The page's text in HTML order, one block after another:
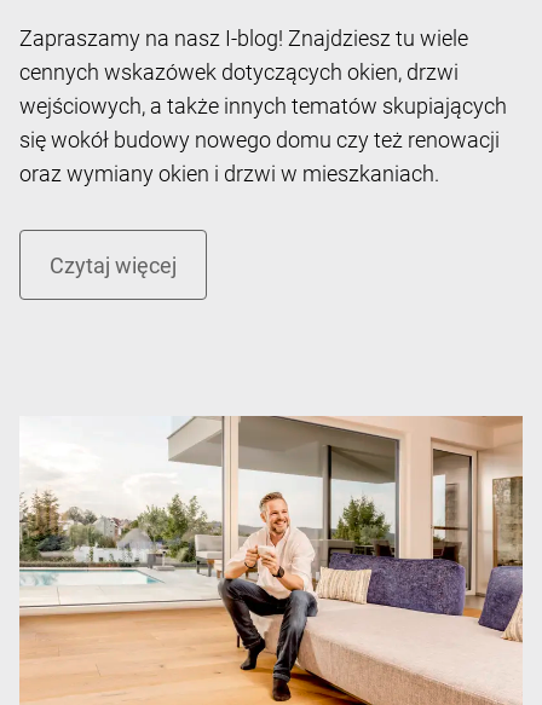
Zapraszamy na nasz I-blog! Znajdziesz tu wiele
cennych wskazówek dotyczących okien, drzwi
wejściowych, a także innych tematów skupiających
się wokół budowy nowego domu czy też renowacji
oraz wymiany okien i drzwi w mieszkaniach.